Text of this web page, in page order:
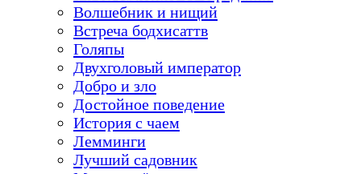
Волшебник и нищий
Встреча бодхисаттв
Голяпы
Двухголовый император
Добро и зло
Достойное поведение
История с чаем
Лемминги
Лучший садовник